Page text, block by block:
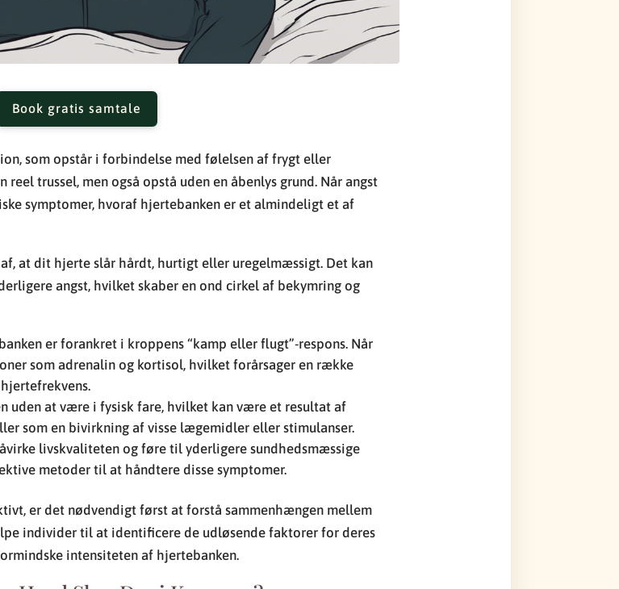
Book gratis samtale
som opstår i forbindelse med følelsen af frygt eller
trussel, men også opstå uden en åbenlys grund. Når angst
symptomer, hvoraf hjertebanken er et almindeligt et af
at dit hjerte slår hårdt, hurtigt eller uregelmæssigt. Det kan
angst, hvilket skaber en ond cirkel af bekymring og
er forankret i kroppens “kamp eller flugt”-respons. Når
som adrenalin og kortisol, hvilket forårsager en række
uden at være i fysisk fare, hvilket kan være et resultat af
som en bivirkning af visse lægemidler eller stimulanser.
livskvaliteten og føre til yderligere sundhedsmæssige
metoder til at håndtere disse symptomer.
er det nødvendigt først at forstå sammenhængen mellem
individer til at identificere de udløsende faktorer for deres
intensiteten af hjertebanken.